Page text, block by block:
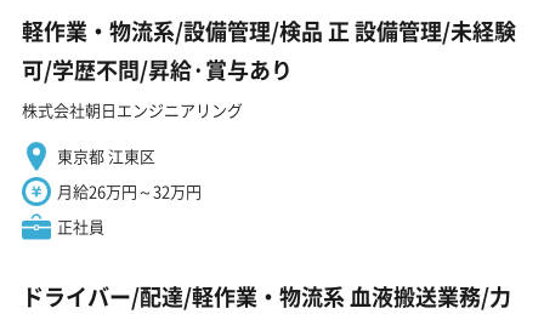
軽作業・物流系/設備管理/検品 正 設備管理/未経験
可/学歴不問/昇給·賞与あり
株式会社朝日エンジニアリング
東京都 江東区
月給26万円～32万円
正社員
ドライバー/配達/軽作業・物流系 血液搬送業務/力